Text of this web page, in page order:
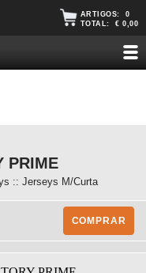
ARTIGOS: 0
TOTAL: € 0,00
PRIME
:: Jerseys M/Curta
COMPRAR